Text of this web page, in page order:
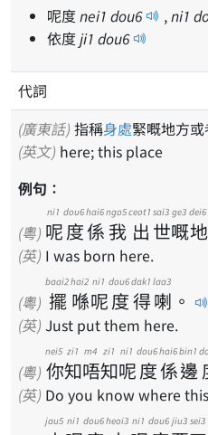
呢度nei1 dou6 ,ni1
依度ji1 dou6
代詞
(廣東話) 指稱身處緊嘅地方
(英文) here; this place
例句：
(粵) 呢
ni1
度
dou6
係
hai6
我
ngo5
出
ceot1
世
sai3
嘅
ge3
地
dei6
(英) I was born here.
(粵) 擺
baai2
喺
hai2
呢
ni1
度
dou6
得
dak1
喇
laa3
。
(英) Just put them here.
(粵) 你
nei5
知
zi1
唔
m4
知
zi1
呢
ni1
度
dou6
係
hai6
邊
bin1
(英) Do you know where
jau5 ni1 dou6heoi3 ni1 dou6 jiu3 sei3